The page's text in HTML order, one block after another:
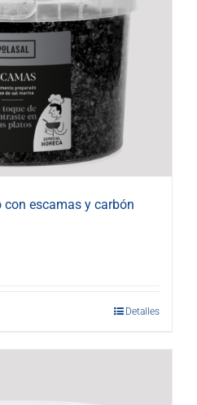
escamas y carbón
Detalles